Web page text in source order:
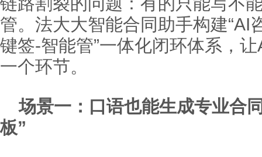
管。法大大智能合同助手构建“AI
键签-智能管”一体化闭环体系，
一个环节。
场景一：口语也能生成专业合
板”